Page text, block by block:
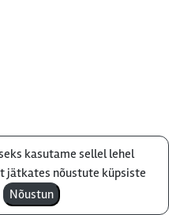
kasutame sellel lehel
jätkates nõustute küpsiste
Nõustun